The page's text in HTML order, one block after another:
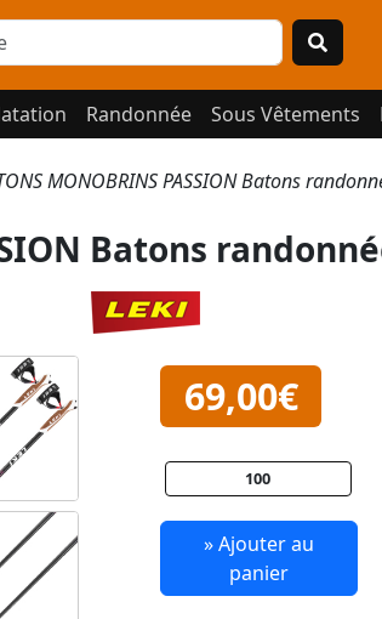
Randonnée Sous Vêtements
MONOBRINS PASSION Batons
Batons
69,00€
100
» Ajouter au
panier